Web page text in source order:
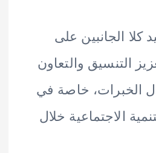
على
والتعاون
خاصة في
خلال